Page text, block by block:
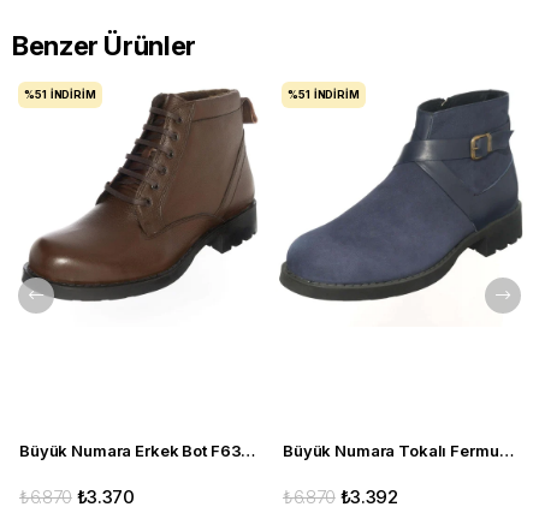
Benzer Ürünler
Büyük Numara Erkek Bot F632 Kahve
₺3.370
₺6.870
%51 İNDIRIM
Büyük Numara Tokalı Fermuarlı Bot CS623 Lacivert
₺3.392
₺6.870
%51 İNDIRIM